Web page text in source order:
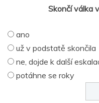
Skončí válka
ano
už v podstatě skončila
ne, dojde k další
potáhne se roky